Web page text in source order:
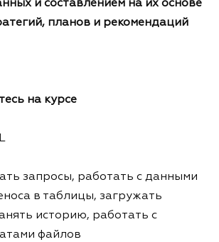
и составлением на их основе
планов и рекомендаций
на курсе
запросы, работать с данными
в таблицы, загружать
историю, работать с
файлов